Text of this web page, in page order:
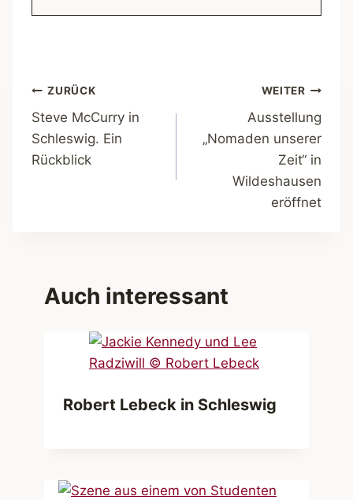
Beitragsnavigation
ZURÜCK
Steve McCurry in
Schleswig. Ein
Rückblick
WEITER
Ausstellung
„Nomaden unserer
Zeit“ in
Wildeshausen
eröffnet
Auch interessant
Robert Lebeck in Schleswig